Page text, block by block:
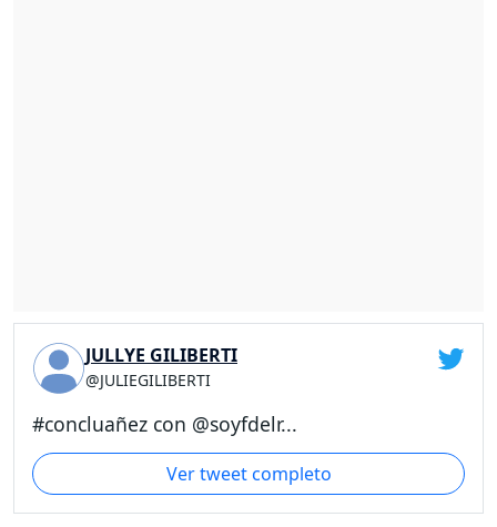
JULLYE GILIBERTI
@JULIEGILIBERTI
#concluañez con @soyfdelr...
Ver tweet completo